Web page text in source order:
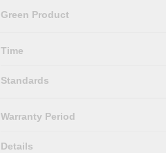
Green Product
Time
Standards
Warranty Period
Details